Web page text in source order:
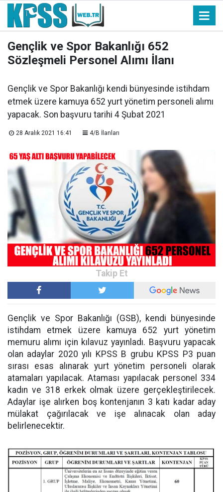
Gençlik ve Spor Bakanlığı 652
Sözleşmeli Personel Alımı İlanı
Gençlik ve Spor Bakanlığı kendi bünyesinde istihdam
etmek üzere kamuya 652 yurt yönetim personeli alımı
yapacak. Son başvuru tarihi 4 Şubat 2021
28 Aralık 2021 16:41 4/B İlanları
Gençlik ve Spor Bakanlığı (GSB), kendi bünyesinde
istihdam etmek üzere kamuya 652 yurt yönetim
memuru alımı için kılavuz yayınladı. Başvuru yapacak
olan adaylar 2020 yılı KPSS B grubu KPSS P3 puan
sırası esas alınarak yurt yönetim personeli olarak
atamaları yapılacak. Ataması yapılacak personel 334
kadın ve 318 erkek olmak üzere gerçekleştirilecek.
Adaylar işe alırken boş kontenjanın 3 katı kadar aday
mülakat çağırılacak ve işe alınacak olan aday
belirlenecektir.